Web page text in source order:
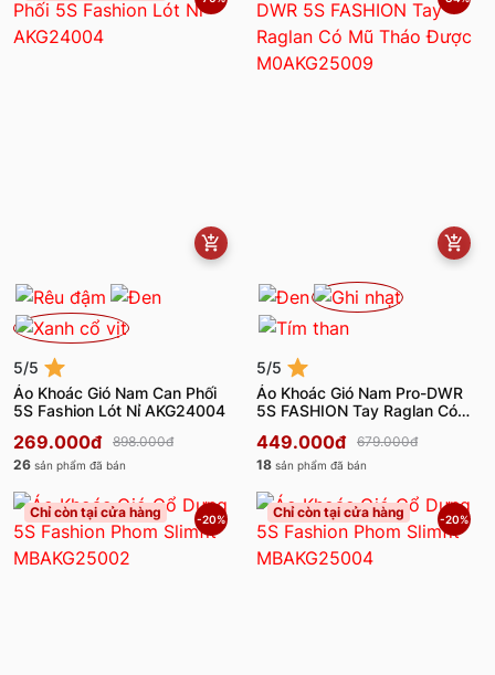
5/5
Áo Khoác Gió Nam Can Phối
5S Fashion Lót Nỉ AKG24004
269.000đ
898.000đ
26 sản phẩm đã bán
5/5
Áo Khoác Gió Nam Pro-DWR
5S FASHION Tay Raglan Có
449.000đ
679.000đ
18 sản phẩm đã bán
Chỉ còn tại cửa hàng -20% Chỉ còn tại cửa hàng -20%